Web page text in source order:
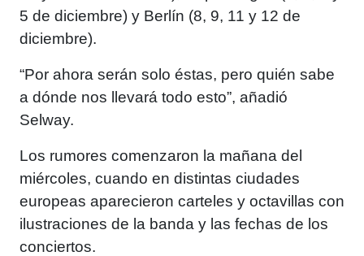
5 de diciembre) y Berlín (8, 9, 11 y 12 de
diciembre).
“Por ahora serán solo éstas, pero quién sabe
a dónde nos llevará todo esto”, añadió
Selway.
Los rumores comenzaron la mañana del
miércoles, cuando en distintas ciudades
europeas aparecieron carteles y octavillas con
ilustraciones de la banda y las fechas de los
conciertos.